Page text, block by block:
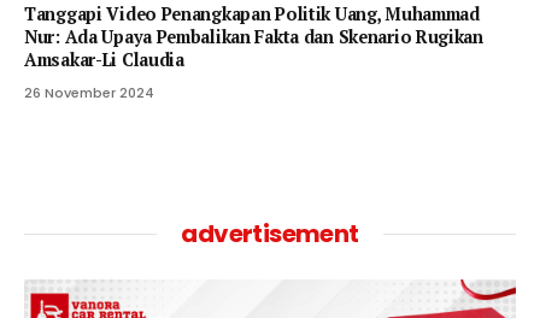
Tanggapi Video Penangkapan Politik Uang, Muhammad
Nur: Ada Upaya Pembalikan Fakta dan Skenario Rugikan
Amsakar-Li Claudia
26 November 2024
advertisement